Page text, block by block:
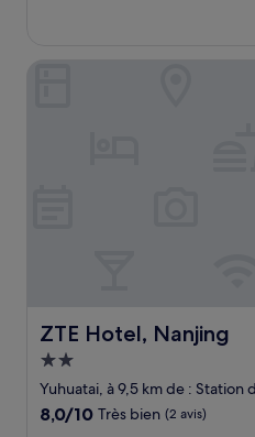
ZTE Hotel, Nanjing
ZTE Hotel, Nanjing
Hébergement
2.0 étoiles
Yuhuatai, à 9,5 km de : Station
8.0
8,0/10 Très bien (2 avis)